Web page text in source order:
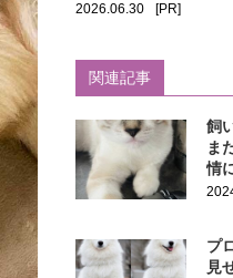
2026.06.30 [PR]
関連記事
飼
ま
情
プ
見